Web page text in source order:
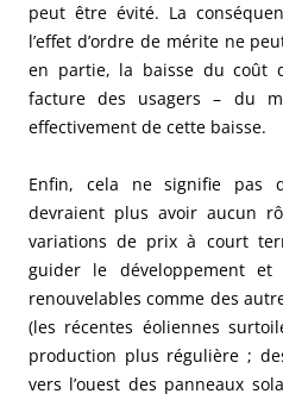
peut être évité. La
l’effet d’ordre de mérite ne
en partie, la baisse du coût
facture des usagers – du
effectivement de cette baisse.
Enfin, cela ne signifie pas
devraient plus avoir aucun
variations de prix à court
guider le développement
renouvelables comme des
(les récentes éoliennes
production plus régulière ;
vers l’ouest des panneaux